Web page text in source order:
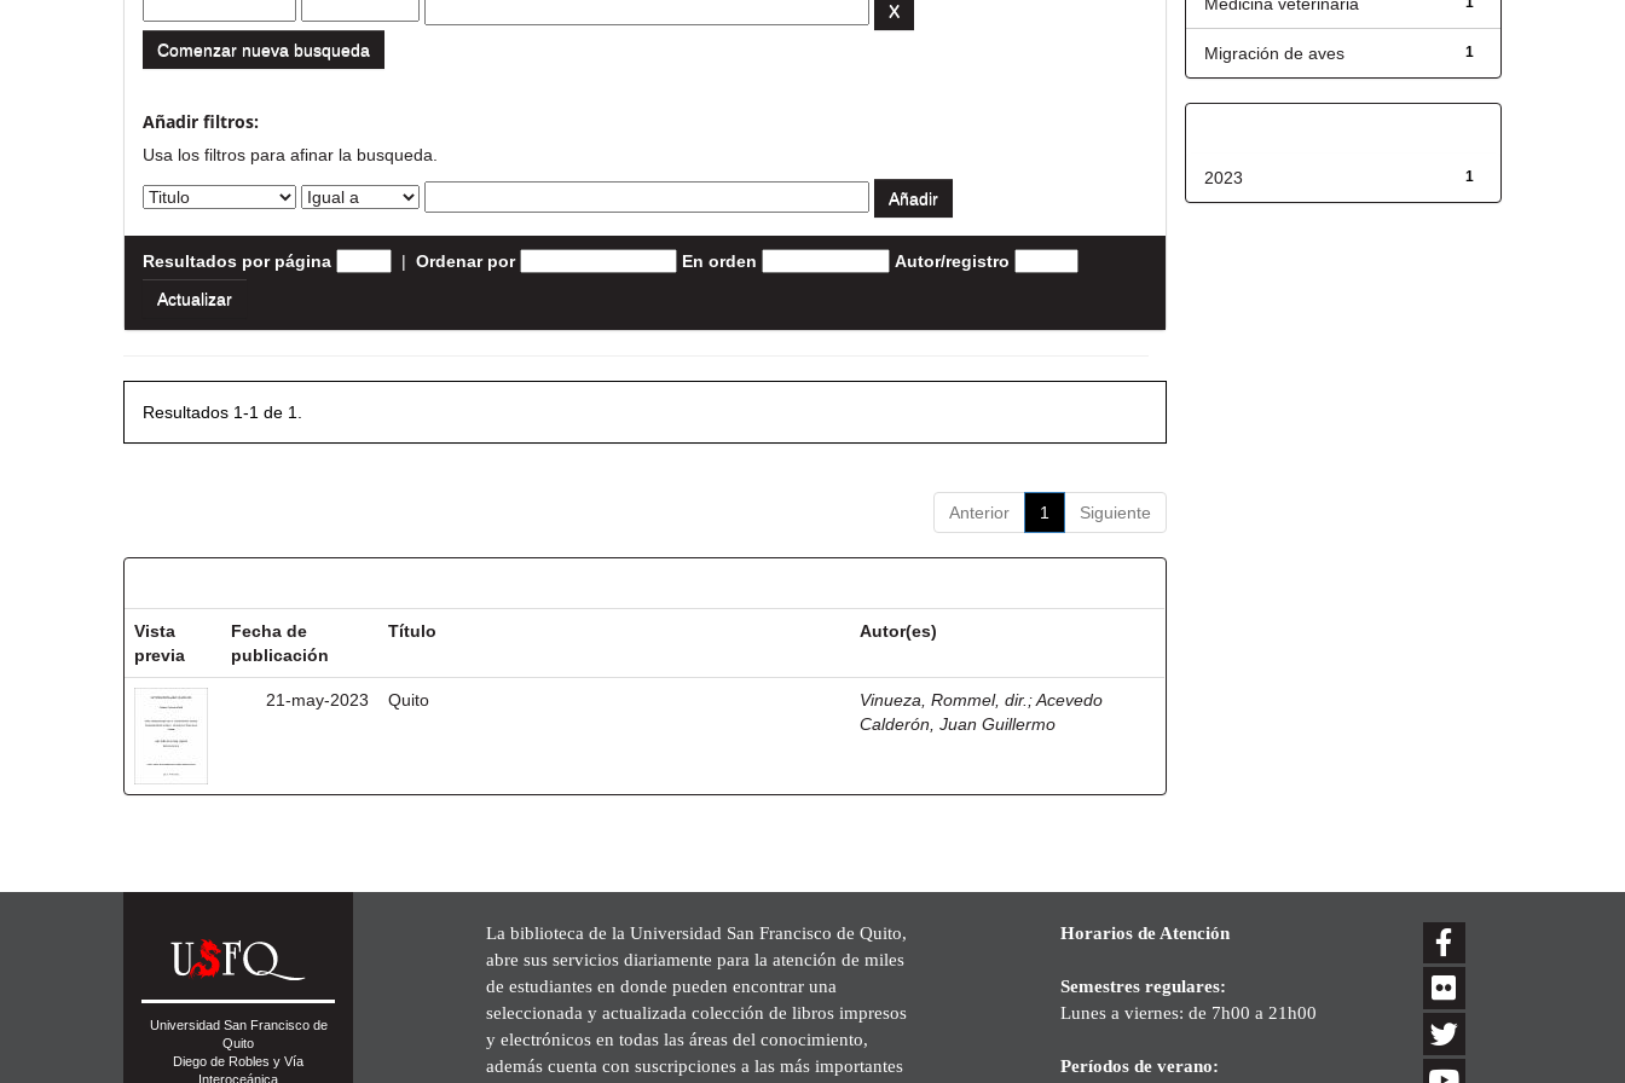
Comenzar nueva busqueda
Añadir filtros:
Usa los filtros para afinar la busqueda.
Resultados por página | Ordenar por En orden Autor/registro
Resultados 1-1 de 1.
Anterior 1 Siguiente
Vista
previa
Fecha de
publicación
Título Autor(es)
21-may-2023 Quito Vinueza, Rommel, dir. ;Acevedo
Calderón, Juan Guillermo
1
Migración de aves
1
2023
Universidad San Francisco de
Quito
Diego de Robles y Vía
Interoceánica
La biblioteca de la Universidad San Francisco de Quito,
abre sus servicios diariamente para la atención de miles
de estudiantes en donde pueden encontrar una
seleccionada y actualizada colección de libros impresos
y electrónicos en todas las áreas del conocimiento,
además cuenta con suscripciones a las más importantes
Horarios de Atención
Semestres regulares:
Lunes a viernes: de 7h00 a 21h00
Períodos de verano: